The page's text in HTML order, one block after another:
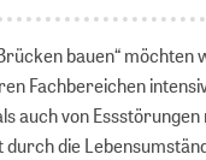
bauen“ möchten
Fachbereichen
auch von
die